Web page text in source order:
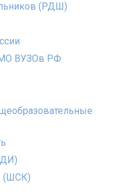
(РДШ)
ВУЗОв РФ
(ШСК)